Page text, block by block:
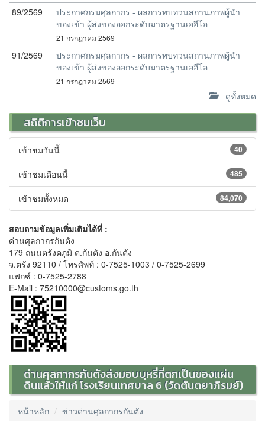
89/2569
ประกาศกรมศุลกากร - ผลการทบทวนสถานภาพผู้นำ
ของเข้า ผู้ส่งของออกระดับมาตรฐานเออีโอ
21 กรกฎาคม 2569
91/2569
ประกาศกรมศุลกากร - ผลการทบทวนสถานภาพผู้นำ
ของเข้า ผู้ส่งของออกระดับมาตรฐานเออีโอ
21 กรกฎาคม 2569
ดูทั้งหมด
สถิติการเข้าชมเว็บ
40
เข้าชมวันนี้
485
เข้าชมเดือนนี้
84,070
เข้าชมทั้งหมด
สอบถามข้อมูลเพิ่มเติมได้ที่ :
ด่านศุลกากรกันตัง
179 ถนนตรังคภูมิ ต.กันตัง อ.กันตัง
จ.ตรัง 92110 / โทรศัพท์ : 0-7525-1003 / 0-7525-2699
แฟกซ์ : 0-7525-2788
E-Mail : 75210000@customs.go.th
ด่านศุลกากรกันตังส่งมอบบุหรี่ที่ตกเป็นของแผ่น
ดินแล้วให้แก่ โรงเรียนเทศบาล 6 (วัดตันตยาภิรมย์)
หน้าหลัก ข่าวด่านศุลกากรกันตัง